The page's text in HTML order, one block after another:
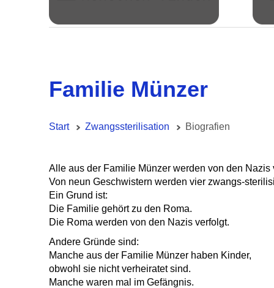
Familie Münzer
Start Zwangssterilisation Biografien
Alle aus der Familie Münzer werden von den Nazis
Von neun Geschwistern werden vier zwangs-
Ein Grund ist:
Die Familie gehört zu den Roma.
Die Roma werden von den Nazis verfolgt.
Andere Gründe sind:
Manche aus der Familie Münzer haben Kinder,
obwohl sie nicht verheiratet sind.
Manche waren mal im Gefängnis.